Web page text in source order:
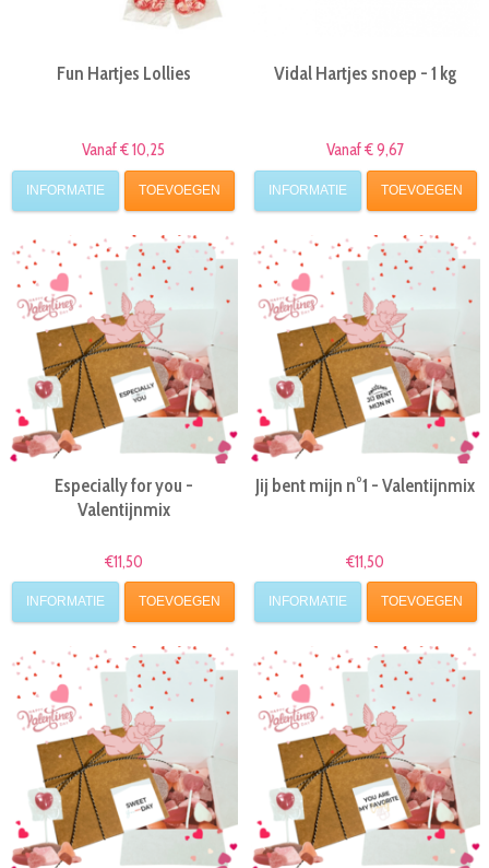
Fun Hartjes Lollies
Vanaf € 10,25
INFORMATIE TOEVOEGEN
Vidal Hartjes snoep - 1 kg
Vanaf € 9,67
INFORMATIE TOEVOEGEN
Especially for you -
Valentijnmix
€11,50
INFORMATIE TOEVOEGEN
Jij bent mijn n°1 - Valentijnmix
€11,50
INFORMATIE TOEVOEGEN